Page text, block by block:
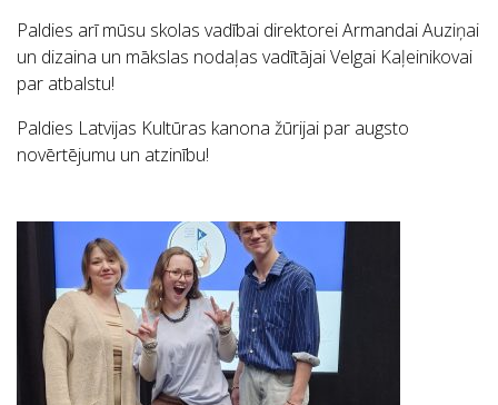
Paldies arī mūsu skolas vadībai direktorei Armandai Auziņai
un dizaina un mākslas nodaļas vadītājai Velgai Kaļeinikovai
par atbalstu!
Paldies Latvijas Kultūras kanona žūrijai par augsto
novērtējumu un atzinību!